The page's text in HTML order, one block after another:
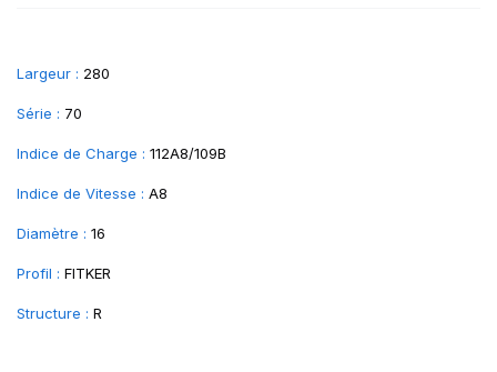
Largeur : 280
Série : 70
Indice de Charge : 112A8/109B
Indice de Vitesse : A8
Diamètre : 16
Profil : FITKER
Structure : R